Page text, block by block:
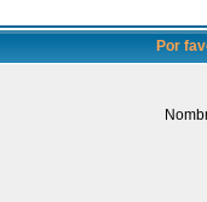
Por